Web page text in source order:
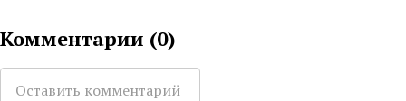
Комментарии (0)